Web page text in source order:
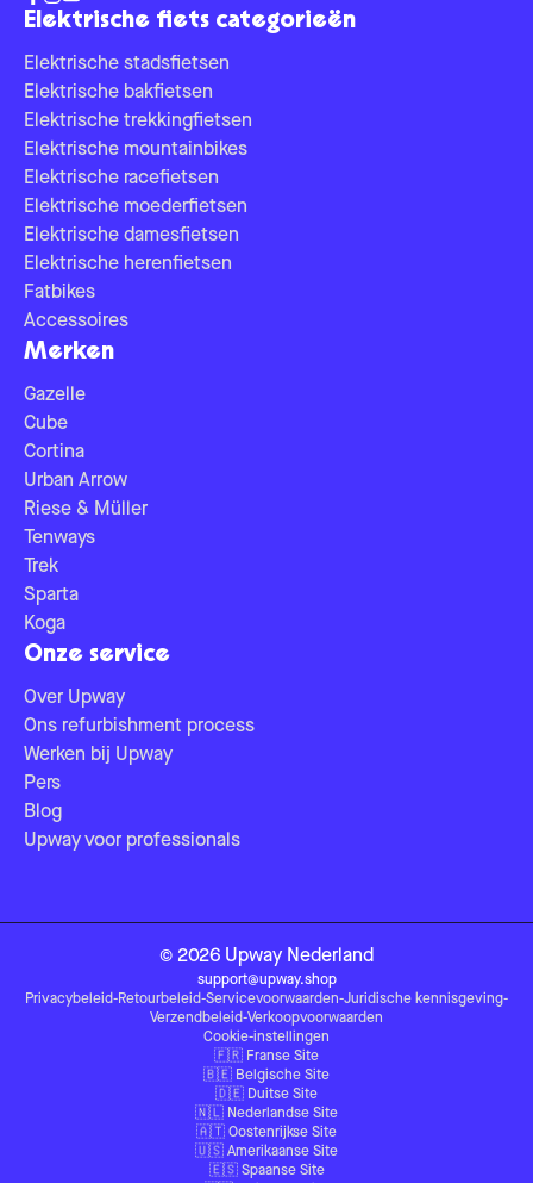
Elektrische fiets categorieën
Elektrische stadsfietsen
Elektrische bakfietsen
Elektrische trekkingfietsen
Elektrische mountainbikes
Elektrische racefietsen
Elektrische moederfietsen
Elektrische damesfietsen
Elektrische herenfietsen
Fatbikes
Accessoires
Merken
Gazelle
Cube
Cortina
Urban Arrow
Riese & Müller
Tenways
Trek
Sparta
Koga
Onze service
Over Upway
Ons refurbishment process
Werken bij Upway
Pers
Blog
Upway voor professionals
© 2026 Upway Nederland
support@upway.shop
Privacybeleid-Retourbeleid-Servicevoorwaarden-Juridische kennisgeving-
Verzendbeleid-Verkoopvoorwaarden
Cookie-instellingen
🇫🇷 Franse Site
🇧🇪 Belgische Site
🇩🇪 Duitse Site
🇳🇱 Nederlandse Site
🇦🇹 Oostenrijkse Site
🇺🇸 Amerikaanse Site
🇪🇸 Spaanse Site